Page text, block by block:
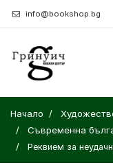
info@bookshop.bg
Начало
Съвременна
Реквием за